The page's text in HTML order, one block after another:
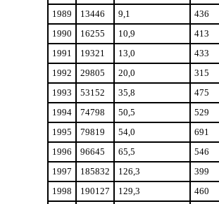
1989
13446 9,1
436
1990
16255 10,9
413
1991
19321 13,0
433
1992
29805 20,0
315
1993
53152 35,8
475
1994
74798 50,5
529
1995
79819 54,0
691
1996
96645 65,5
546
1997
185832 126,3
399
1998
190127 129,3 460